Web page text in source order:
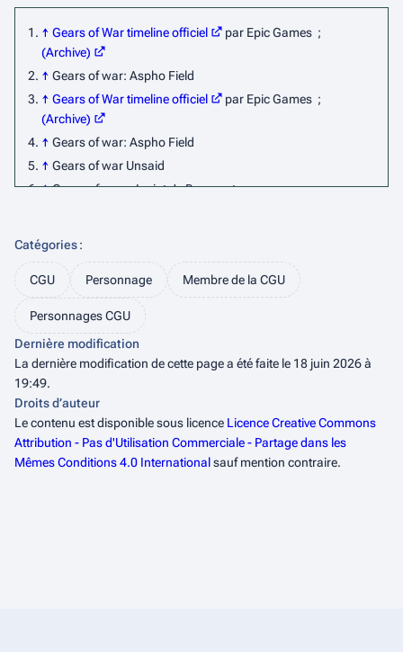
↑ Gears of War timeline officiel
par Epic Games ;
(Archive)
↑ Gears of war: Aspho Field
↑ Gears of War timeline officiel
par Epic Games ;
(Archive)
↑ Gears of war: Aspho Field
↑ Gears of war Unsaid
↑Gears of war : Jacinto's Remnant
↑ Gears of war: The Slab
↑Collectible Gears 5 : Trauma Record: Marcus Fenix
(Trouvez la version Française)
Gears of war: Aspho Field
↑ Gears of war : Unsaid
↑ Gears of war : Unsaid
Gears 5: Dialogue entre Kait Diaz et Delmont Walker dans
Catégories:
CGU Personnage Membre de la CGU
Personnages CGU
Dernière modification
La dernière modification de cette page a été faite le 18 juin 2026 à
19:49.
Droits d’auteur
Le contenu est disponible sous licence Licence Creative Commons
Attribution - Pas d'Utilisation Commerciale - Partage dans les
Mêmes Conditions 4.0 Internationalsauf mention contraire.